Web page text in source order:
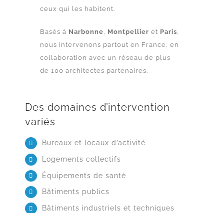
ceux qui les habitent.
Basés à Narbonne, Montpellier et Paris,
nous intervenons partout en France, en
collaboration avec un réseau de plus
de 100 architectes partenaires.
Des domaines d’intervention
variés
Bureaux et locaux d’activité
Logements collectifs
Équipements de santé
Bâtiments publics
Bâtiments industriels et techniques